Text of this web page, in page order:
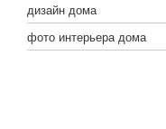
дизайн дома
фото интерьера дома